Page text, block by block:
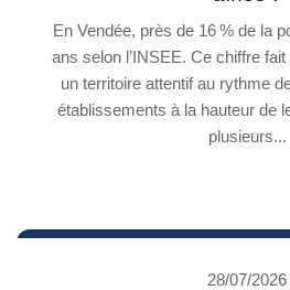
En Vendée, près de 16 % de la
ans selon l’INSEE. Ce chiffre
un territoire attentif au rythme
établissements à la hauteur de
plusieurs...
28/07/2026